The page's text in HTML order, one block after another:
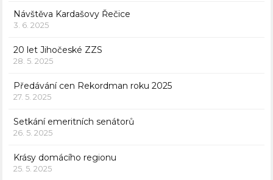
Návštěva Kardašovy Řečice
3. 6. 2025
20 let Jihočeské ZZS
28. 5. 2025
Předávání cen Rekordman roku 2025
27. 5. 2025
Setkání emeritních senátorů
26. 5. 2025
Krásy domácího regionu
25. 5. 2025